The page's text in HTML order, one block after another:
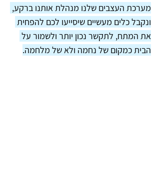
מערכת העצבים שלנו מנהלת אותנו ברקע,
ונקבל כלים מעשיים שיסייעו לכם להפחית
את המתח, לתקשר נכון יותר ולשמור על
הבית כמקום של נחמה ולא של מלחמה.